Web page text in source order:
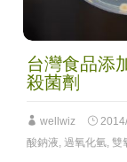
台灣食品添
殺菌劑
wellwiz
酸鈉液 過氧化氫, 雙